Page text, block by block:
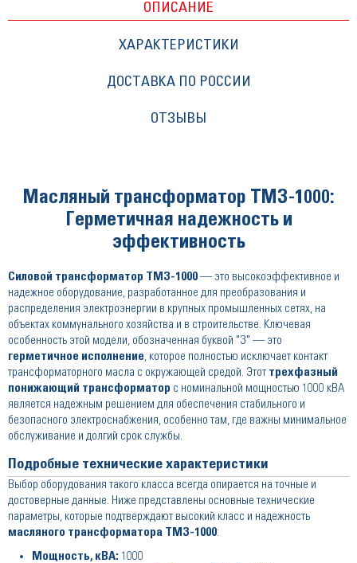
ОПИСАНИЕ
ХАРАКТЕРИСТИКИ
ДОСТАВКА ПО РОССИИ
ОТЗЫВЫ
Масляный трансформатор ТМЗ-1000:
Герметичная надежность и
эффективность
Силовой трансформатор ТМЗ-1000 — это высокоэффективное и
надежное оборудование, разработанное для преобразования и
распределения электроэнергии в крупных промышленных сетях, на
объектах коммунального хозяйства и в строительстве. Ключевая
особенность этой модели, обозначенная буквой "З" — это
герметичное исполнение, которое полностью исключает контакт
трансформаторного масла с окружающей средой. Этот трехфазный
понижающий трансформатор с номинальной мощностью 1000 кВА
является надежным решением для обеспечения стабильного и
безопасного электроснабжения, особенно там, где важны минимальное
обслуживание и долгий срок службы.
Подробные технические характеристики
Выбор оборудования такого класса всегда опирается на точные и
достоверные данные. Ниже представлены основные технические
параметры, которые подтверждают высокий класс и надежность
масляного трансформатора ТМЗ-1000:
Мощность, кВА: 1000